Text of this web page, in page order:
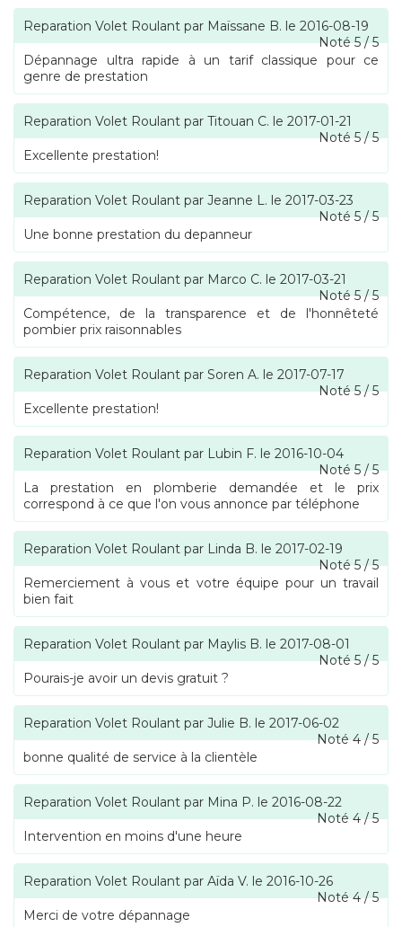
Reparation Volet Roulant par Maïssane B. le 2016-08-19
Noté5/5
Dépannage ultra rapide à un tarif classique pour ce
genre de prestation
Reparation Volet Roulant par Titouan C. le 2017-01-21
Noté5/5
Excellente prestation!
Reparation Volet Roulant par Jeanne L. le 2017-03-23
Noté5/5
Une bonne prestation du depanneur
Reparation Volet Roulant par Marco C. le 2017-03-21
Noté5/5
Compétence, de la transparence et de l'honnêteté
pombier prix raisonnables
Reparation Volet Roulant par Soren A. le 2017-07-17
Noté5/5
Excellente prestation!
Reparation Volet Roulant par Lubin F. le 2016-10-04
Noté5/5
La prestation en plomberie demandée et le prix
correspond à ce que l'on vous annonce par téléphone
Reparation Volet Roulant par Linda B. le 2017-02-19
Noté5/5
Remerciement à vous et votre équipe pour un travail
bien fait
Reparation Volet Roulant par Maylis B. le 2017-08-01
Noté5/5
Pourais-je avoir un devis gratuit ?
Reparation Volet Roulant par Julie B. le 2017-06-02
Noté4/5
bonne qualité de service à la clientèle
Reparation Volet Roulant par Mina P. le 2016-08-22
Noté4/5
Intervention en moins d'une heure
Reparation Volet Roulant par Aïda V. le 2016-10-26
Noté4/5
Merci de votre dépannage